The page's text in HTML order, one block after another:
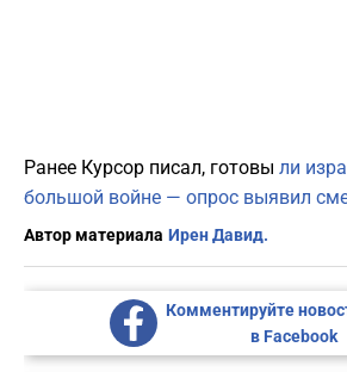
Ранее Курсор писал, готовы ли
большой войне — опрос выявил
Автор материала Ирен Давид.
Комментируйте
в Facebook